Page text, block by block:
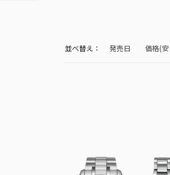
並べ替え： 発売日 価格(